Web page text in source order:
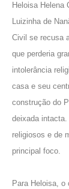
Heloisa Helena
Luizinha de
Civil se recusa
que perderia
intolerância
casa e seu
construção do
deixada
religiosos e de
principal foco.
Para Heloisa,